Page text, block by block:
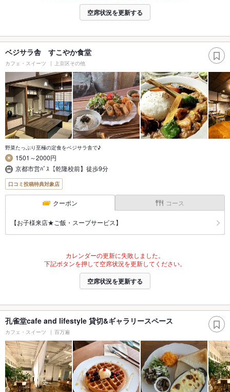
空席状況を更新する
ベジサラ舎 すこやか食堂
カフェ・スイーツ 上京区その他
野菜たっぷり至極の定食をベジサラ舎で♪
1501～2000円
京都市営ﾊﾞｽ【乾隆校前】徒歩9分
口コミ投稿特典対象店
クーポン コース
【お子様来店★ご飯・スープサービス】
カレンダーの更新に失敗しました。
下記ボタンを押して空席状況を更新してください。
空席状況を更新する
孔雀堂cafe and lifestyle 貸切&ギャラリースペース
カフェ・スイーツ 百万遍